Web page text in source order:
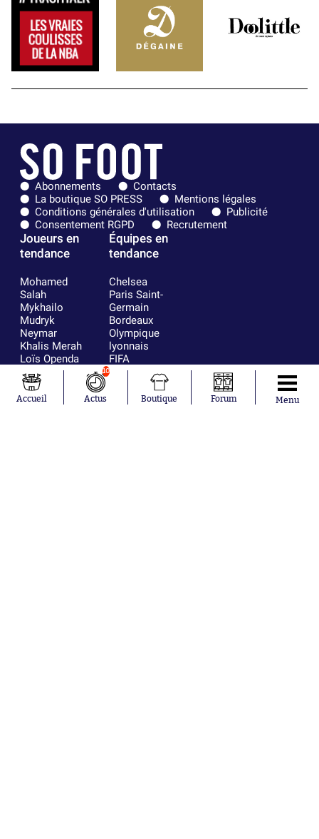
Abonnements
Contacts
La boutique SO PRESS
Mentions légales
Conditions générales d'utilisation
Publicité
Consentement RGPD
Recrutement
Joueurs en
tendance
Mohamed
Salah
Mykhailo
Mudryk
Neymar
Khalis Merah
Loïs Openda
Moussa
Niakhaté
Nicolás
Équipes en
tendance
Chelsea
Paris Saint-
Germain
Bordeaux
Olympique
lyonnais
FIFA
Real Madrid
RC Strasbourg
AC Milan
Accueil
10
Actus Boutique Forum Menu